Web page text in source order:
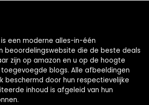
een moderne alles-in-één
beoordelingswebsite die de beste deals
zijn op amazon en u op de hoogte
blogs. Alle afbeeldingen
beschermd door hun respectievelijke
inhoud is afgeleid van hun